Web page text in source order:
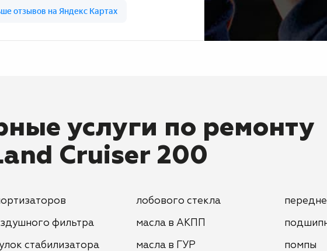
услуги по ремонту
Cruiser 200
фильтра
стабилизатора
лобового стекла
масла в АКПП
масла в ГУР помпы